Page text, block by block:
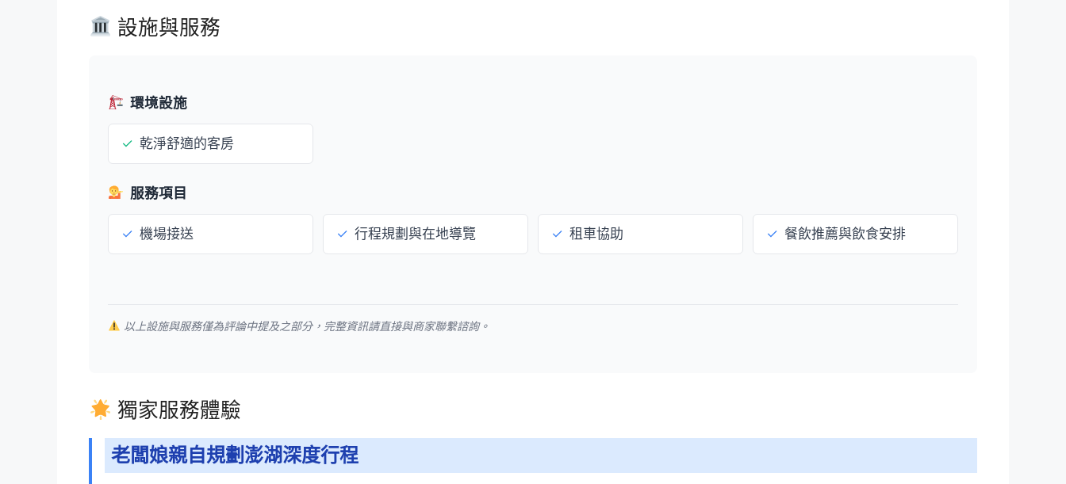
設施與服務
環境設施
✓ 乾淨舒適的客房
服務項目
✓ 機場接送 ✓ 行程規劃與在地導覽 ✓ 租車協助 ✓ 餐飲推薦與飲食安排
以上設施與服務僅為評論中提及之部分，完整資訊請直接與商家聯繫諮詢。
獨家服務體驗
老闆娘親自規劃澎湖深度行程